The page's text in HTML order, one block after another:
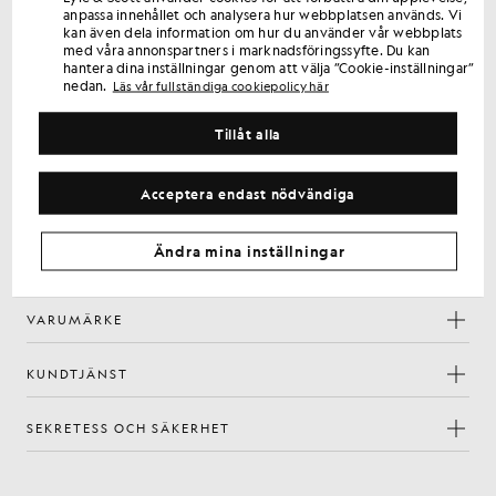
Registrera dig för erbjudanden endast för medlemmar,
förtursrätt och belöningar.
E-postadress
Inställningar för cookies
Facebook
Instagram
YouTube
TikTok
VARUMÄRKE
KUNDTJÄNST
SEKRETESS OCH SÄKERHET
anpassa innehållet och analysera hur webbplatsen används. Vi
kan även dela information om hur du använder vår webbplats
med våra annonspartners i marknadsföringssyfte. Du kan
hantera dina inställningar genom att välja ”Cookie-inställningar”
nedan. Läs vår fullständiga cookiepolicy här
Acceptera endast nödvändiga
Tillåt alla
Ändra mina inställningar